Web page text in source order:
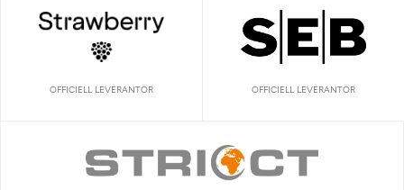
OFFICIELL LEVERANTÖR OFFICIELL LEVERANTÖR